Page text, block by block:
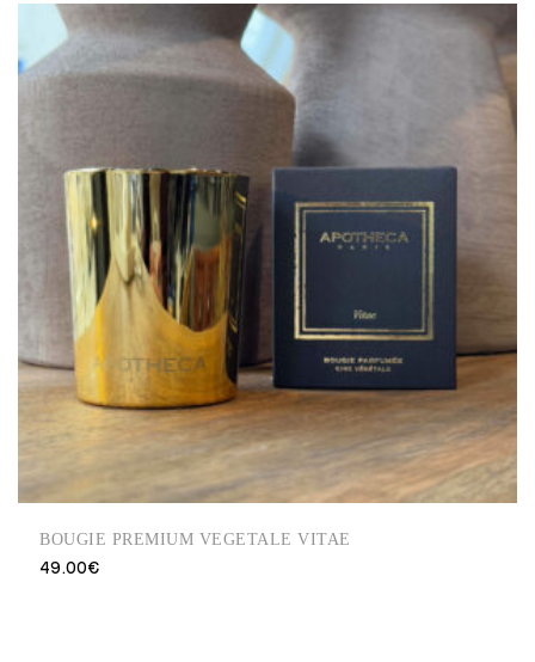
BOUGIE PREMIUM VEGETALE VITAE
49.00€